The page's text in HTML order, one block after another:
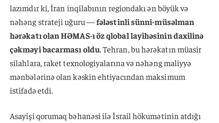
lazımdır ki, İran inqilabının regiondakı ən böyük və
nəhəng strateji uğuru —fələstinli sünni-müsəlman
hərəkatı olan HƏMAS-ı öz qlobal layihəsinin daxilinə
çəkməyi bacarması oldu. Tehran, bu hərəkatın müasir
silahlara, raket texnologiyalarına və nəhəng maliyyə
mənbələrinə olan kəskin ehtiyacından maksimum
istifadə etdi.
Asayişi qorumaq bəhanəsi ilə İsrail hökumətinin atdığı